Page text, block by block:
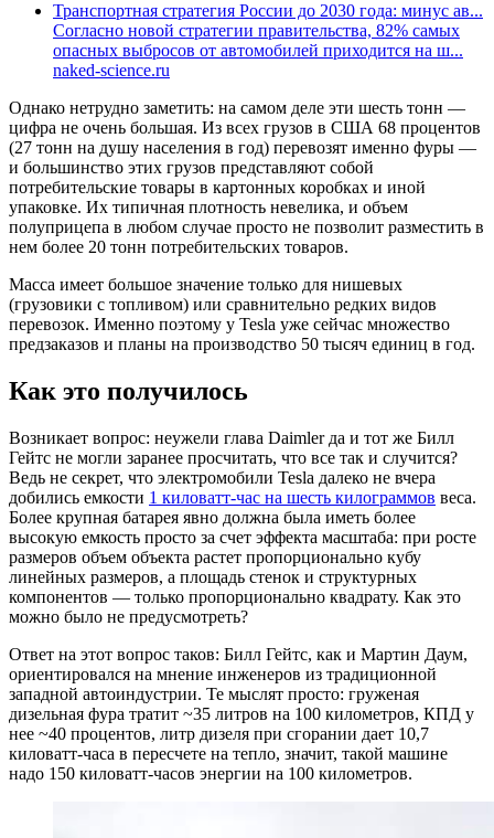
Транспортная стратегия России до 2030 года: минус ав...
Согласно новой стратегии правительства, 82% самых
опасных выбросов от автомобилей приходится на ш...
naked-science.ru
Однако нетрудно заметить: на самом деле эти шесть тонн —
цифра не очень большая. Из всех грузов в США 68 процентов
(27 тонн на душу населения в год) перевозят именно фуры —
и большинство этих грузов представляют собой
потребительские товары в картонных коробках и иной
упаковке. Их типичная плотность невелика, и объем
полуприцепа в любом случае просто не позволит разместить в
нем более 20 тонн потребительских товаров.
Масса имеет большое значение только для нишевых
(грузовики с топливом) или сравнительно редких видов
перевозок. Именно поэтому у Tesla уже сейчас множество
предзаказов и планы на производство 50 тысяч единиц в год.
Как это получилось
Возникает вопрос: неужели глава Daimler да и тот же Билл
Гейтс не могли заранее просчитать, что все так и случится?
Ведь не секрет, что электромобили Tesla далеко не вчера
добились емкости 1 киловатт-час на шесть килограммов веса.
Более крупная батарея явно должна была иметь более
высокую емкость просто за счет эффекта масштаба: при росте
размеров объем объекта растет пропорционально кубу
линейных размеров, а площадь стенок и структурных
компонентов — только пропорционально квадрату. Как это
можно было не предусмотреть?
Ответ на этот вопрос таков: Билл Гейтс, как и Мартин Даум,
ориентировался на мнение инженеров из традиционной
западной автоиндустрии. Те мыслят просто: груженая
дизельная фура тратит ~35 литров на 100 километров, КПД у
нее ~40 процентов, литр дизеля при сгорании дает 10,7
киловатт-часа в пересчете на тепло, значит, такой машине
надо 150 киловатт-часов энергии на 100 километров.